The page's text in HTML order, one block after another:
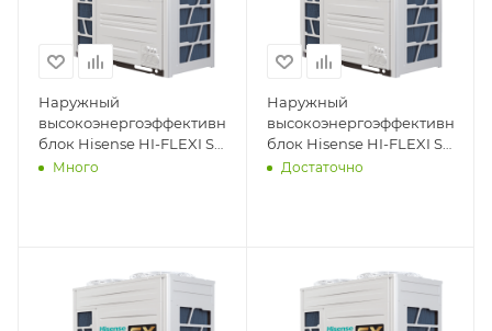
Наружный
высокоэнергоэффективный
блок Hisense HI-FLEXI SX
AVWT-190HKFSX
Много
Наружный
высокоэнергоэффективный
блок Hisense HI-FLEXI SX
AVWT-154HKFSX
Достаточно